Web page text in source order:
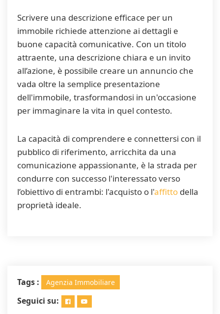
Scrivere una descrizione efficace per un
immobile richiede attenzione ai dettagli e
buone capacità comunicative. Con un titolo
attraente, una descrizione chiara e un invito
all’azione, è possibile creare un annuncio che
vada oltre la semplice presentazione
dell'immobile, trasformandosi in un'occasione
per immaginare la vita in quel contesto.
La capacità di comprendere e connettersi con il
pubblico di riferimento, arricchita da una
comunicazione appassionante, è la strada per
condurre con successo l'interessato verso
l’obiettivo di entrambi: l'acquisto o l'affitto della
proprietà ideale.
Tags : Agenzia Immobiliare
Seguici su: